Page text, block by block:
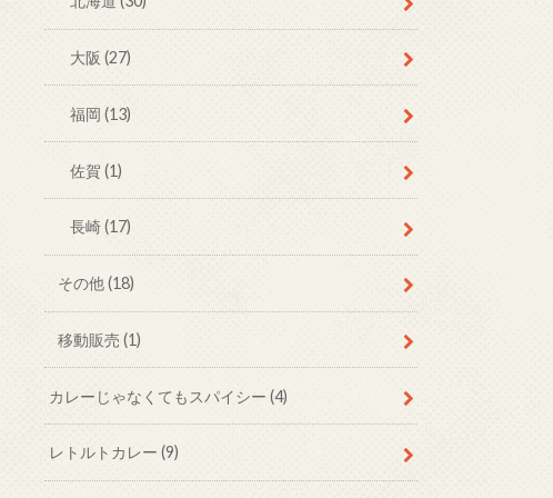
大阪(27)
福岡(13)
佐賀(1)
長崎(17)
その他(18)
移動販売 (1)
カレーじゃなくてもスパイシー(4)
レトルトカレー(9)